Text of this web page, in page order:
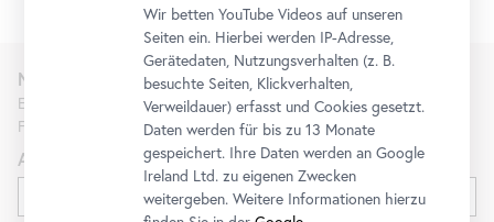
Newsletter
Erfahren Sie als Erste*r über neue Ausstellungen, Workshops,
Führungen und Aktionen des Belvedere.
Anrede
Wir bettenYouTube Videos auf unseren
Seiten ein. Hierbei werden IP-Adresse,
Gerätedaten, Nutzungsverhalten (z. B.
besuchte Seiten, Klickverhalten,
Verweildauer) erfasst und Cookies gesetzt.
Daten werden für bis zu 13 Monate
gespeichert. Ihre Daten werden an Google
Ireland Ltd. zu eigenen Zwecken
weitergeben. Weitere Informationen hierzu